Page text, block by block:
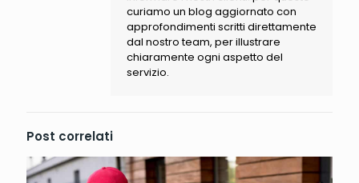
curiamo un blog aggiornato con
approfondimenti scritti direttamente
dal nostro team, per illustrare
chiaramente ogni aspetto del
servizio.
Post correlati